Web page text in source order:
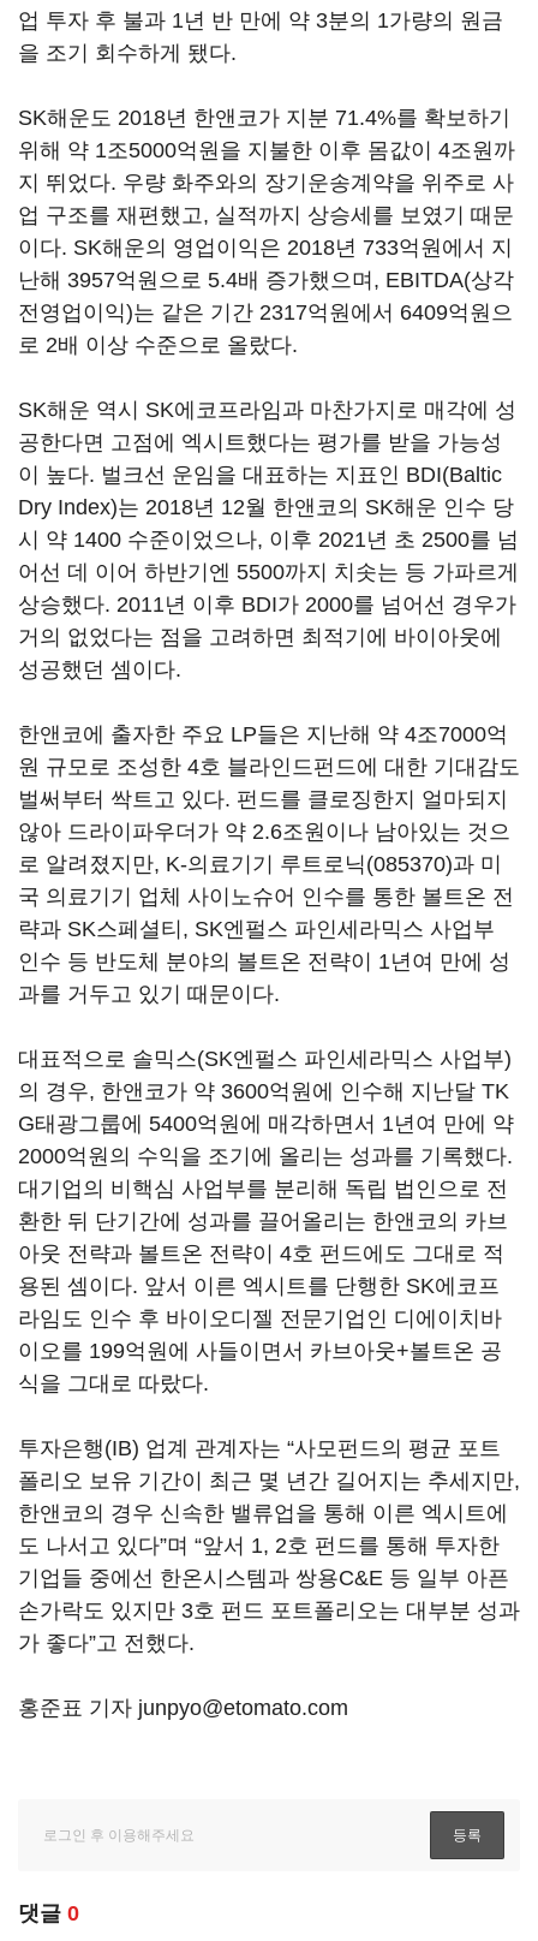
업 투자 후 불과 1년 반 만에 약 3분의 1가량의 원금
을 조기 회수하게 됐다.
SK해운도 2018년 한앤코가 지분 71.4%를 확보하기
위해 약 1조5000억원을 지불한 이후 몸값이 4조원까
지 뛰었다. 우량 화주와의 장기운송계약을 위주로 사
업 구조를 재편했고, 실적까지 상승세를 보였기 때문
이다. SK해운의 영업이익은 2018년 733억원에서 지
난해 3957억원으로 5.4배 증가했으며, EBITDA(상각
전영업이익)는 같은 기간 2317억원에서 6409억원으
로 2배 이상 수준으로 올랐다.
SK해운 역시 SK에코프라임과 마찬가지로 매각에 성
공한다면 고점에 엑시트했다는 평가를 받을 가능성
이 높다. 벌크선 운임을 대표하는 지표인 BDI(Baltic
Dry Index)는 2018년 12월 한앤코의 SK해운 인수 당
시 약 1400 수준이었으나, 이후 2021년 초 2500를 넘
어선 데 이어 하반기엔 5500까지 치솟는 등 가파르게
상승했다. 2011년 이후 BDI가 2000를 넘어선 경우가
거의 없었다는 점을 고려하면 최적기에 바이아웃에
성공했던 셈이다.
한앤코에 출자한 주요 LP들은 지난해 약 4조7000억
원 규모로 조성한 4호 블라인드펀드에 대한 기대감도
벌써부터 싹트고 있다. 펀드를 클로징한지 얼마되지
않아 드라이파우더가 약 2.6조원이나 남아있는 것으
로 알려졌지만, K-의료기기 루트로닉(085370)과 미
국 의료기기 업체 사이노슈어 인수를 통한 볼트온 전
략과 SK스페셜티, SK엔펄스 파인세라믹스 사업부
인수 등 반도체 분야의 볼트온 전략이 1년여 만에 성
과를 거두고 있기 때문이다.
대표적으로 솔믹스(SK엔펄스 파인세라믹스 사업부)
의 경우, 한앤코가 약 3600억원에 인수해 지난달 TK
G태광그룹에 5400억원에 매각하면서 1년여 만에 약
2000억원의 수익을 조기에 올리는 성과를 기록했다.
대기업의 비핵심 사업부를 분리해 독립 법인으로 전
환한 뒤 단기간에 성과를 끌어올리는 한앤코의 카브
아웃 전략과 볼트온 전략이 4호 펀드에도 그대로 적
용된 셈이다. 앞서 이른 엑시트를 단행한 SK에코프
라임도 인수 후 바이오디젤 전문기업인 디에이치바
이오를 199억원에 사들이면서 카브아웃+볼트온 공
식을 그대로 따랐다.
투자은행(IB) 업계 관계자는 “사모펀드의 평균 포트
폴리오 보유 기간이 최근 몇 년간 길어지는 추세지만,
한앤코의 경우 신속한 밸류업을 통해 이른 엑시트에
도 나서고 있다”며 “앞서 1, 2호 펀드를 통해 투자한
기업들 중에선 한온시스템과 쌍용C&E 등 일부 아픈
손가락도 있지만 3호 펀드 포트폴리오는 대부분 성과
가 좋다”고 전했다.
홍준표 기자 junpyo@etomato.com
댓글 0